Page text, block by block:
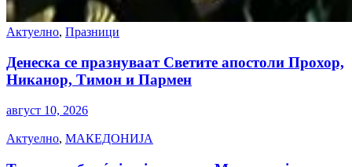
Актуелно, Празници
Денеска се празнуваат Светите апостоли Прохор,
Никанор, Тимон и Пармен
август 10, 2026
Актуелно, МАКЕДОНИЈА